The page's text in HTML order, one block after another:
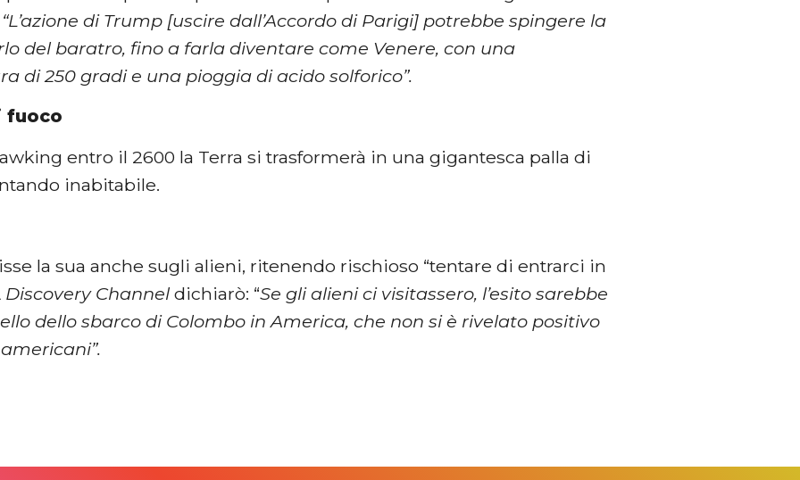
“L’azione di Trump [uscire dall’Accordo di Parigi] potrebbe spingere la
del baratro, fino a farla diventare come Venere, con una
di 250 gradi e una pioggia di acido solforico”.
fuoco
entro il 2600 la Terra si trasformerà in una gigantesca palla di
inabitabile.
la sua anche sugli alieni, ritenendo rischioso “tentare di entrarci in
Discovery Channel dichiarò: “Se gli alieni ci visitassero, l’esito sarebbe
dello sbarco di Colombo in America, che non si è rivelato positivo